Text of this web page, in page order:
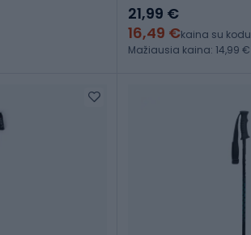
21,99 €
16,49 €kaina su kodu
Mažiausia kaina: 14,99 €